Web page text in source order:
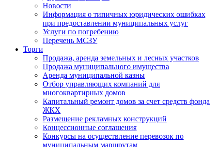
Новости
Информация о типичных юридических ошибках
при предоставлении муниципальных услуг
Услуги по погребению
Перечень МСЗУ
Торги
Продажа, аренда земельных и лесных участков
Продажа муниципального имущества
Аренда муниципальной казны
Отбор управляющих компаний для
многоквартирных домов
Капитальный ремонт домов за счет средств фонда
ЖКХ
Размещение рекламных конструкций
Концессионные соглашения
Конкурсы на осуществление перевозок по
муниципальным маршрутам